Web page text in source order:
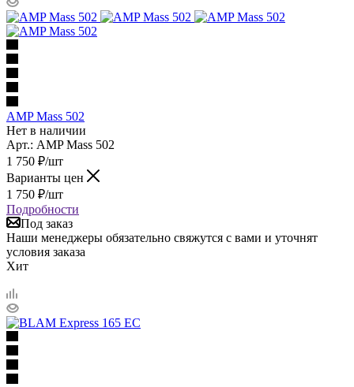
AMP Mass 502
Нет в наличии
Арт.: AMP Mass 502
1 750 ₽/шт
Варианты цен
1 750 ₽/шт
Подробности
Под заказ
Наши менеджеры обязательно свяжутся с вами и уточнят
условия заказа
Хит